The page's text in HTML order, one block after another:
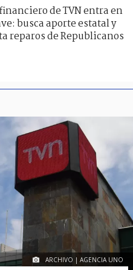
de TVN entra en
busca aporte estatal y
reparos de Republicanos
ARCHIVO | AGENCIA UNO